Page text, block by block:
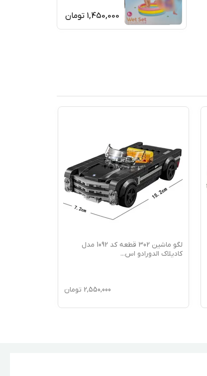
1,450,000 تومان
لگو ماشین 302 قطعه کد 1092 مدل
کادیلاک الدورادو اس...
2,550,000 تومان